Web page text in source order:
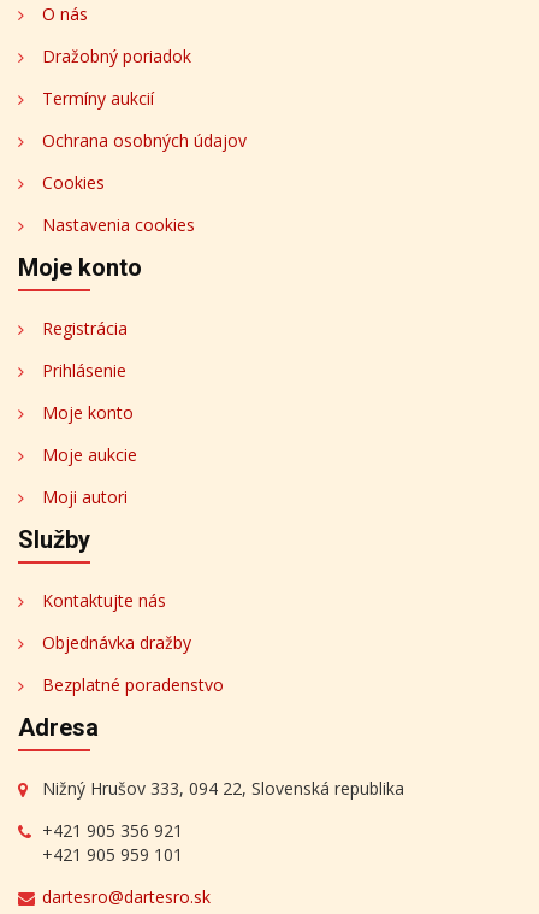
O nás
Dražobný poriadok
Termíny aukcií
Ochrana osobných údajov
Cookies
Nastavenia cookies
Moje konto
Registrácia
Prihlásenie
Moje konto
Moje aukcie
Moji autori
Služby
Kontaktujte nás
Objednávka dražby
Bezplatné poradenstvo
Adresa
Nižný Hrušov 333, 094 22, Slovenská republika
+421 905 356 921
+421 905 959 101
dartesro@dartesro.sk